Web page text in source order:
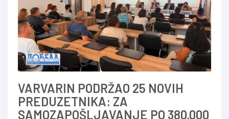
VARVARIN PODRŽAO 25 NOVIH
PREDUZETNIKA: ZA
SAMOZAPOŠLJAVANJE PO 380.000